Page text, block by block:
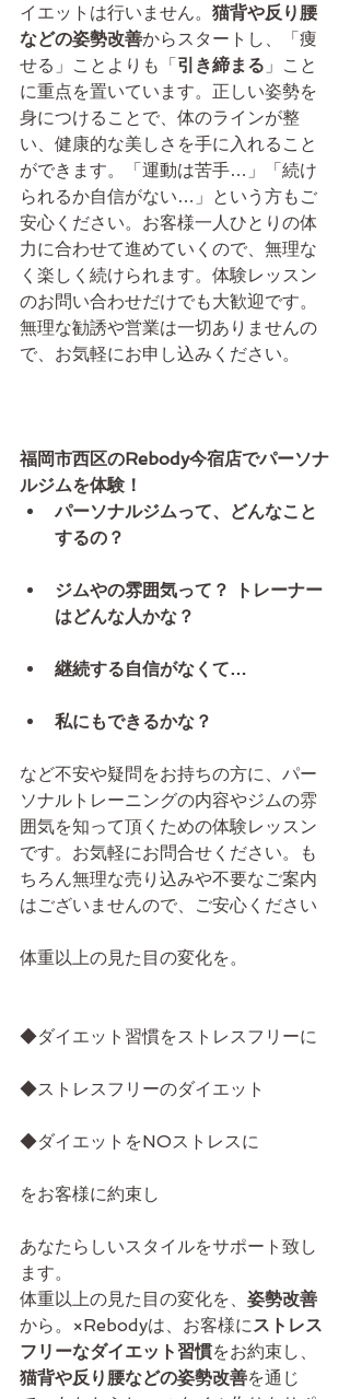
イエットは行いません。 猫背や反り腰
などの姿勢改善からスタートし、「痩
せる」ことよりも「引き締まる 」こと
に重点を置いています。正しい姿勢を
身につけることで、体のラインが整
い、健康的な美しさを手に入れること
ができます。「運動は苦手…」「続け
られるか自信がない…」という方もご
安心ください。お客様一人ひとりの体
力に合わせて進めていくので、無理な
く楽しく続けられます。体験レッスン
のお問い合わせだけでも大歓迎です。
無理な勧誘や営業は一切ありませんの
で、お気軽にお申し込みください。
福岡市西区のRebody今宿店でパーソナ
ルジムを体験！
パーソナルジムって、どんなこと
するの？
ジムやの雰囲気って？ トレーナー
はどんな人かな？
継続する自信がなくて…
私にもできるかな？
など不安や疑問をお持ちの方に、パー
ソナルトレーニングの内容やジムの雰
囲気を知って頂くための体験レッスン
です。お気軽にお問合せください。も
ちろん無理な売り込みや不要なご案内
はございませんので、ご安心ください
体重以上の見た目の変化を。
◆ダイエット習慣をストレスフリーに
◆ストレスフリーのダイエット
◆ダイエットをNOストレスに
をお客様に約束し
あなたらしいスタイルをサポート致し
ます。
体重以上の見た目の変化を、 姿勢改善
から。×Rebodyは、お客様にストレス
フリーなダイエット習慣をお約束し、
猫背や反り腰などの姿勢改善を通じ